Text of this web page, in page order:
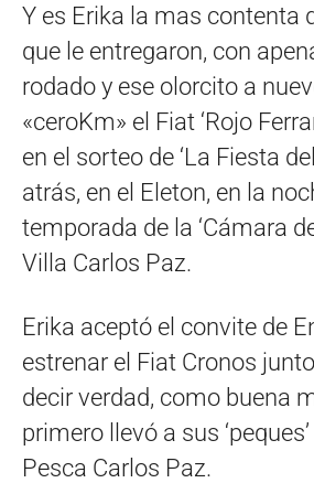
Y es Erika la mas contenta
que le entregaron, con
rodado y ese olorcito a
«ceroKm» el Fiat ‘Rojo
en el sorteo de ‘La Fiesta
atrás, en el Eleton, en la
temporada de la ‘Cámara
Villa Carlos Paz.
Erika aceptó el convite de
estrenar el Fiat Cronos
decir verdad, como buena
primero llevó a sus
Pesca Carlos Paz.